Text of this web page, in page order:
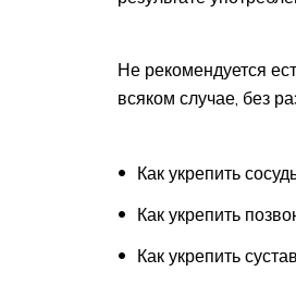
Не рекомендуется
всяком случае, без
Как укрепить
Как укрепить
Как укрепить